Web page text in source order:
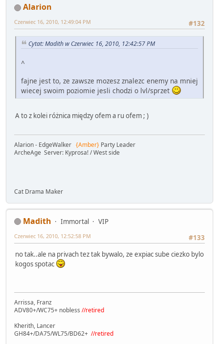
Alarion
#132
Czerwiec 16, 2010, 12:49:04 PM
Cytat: Madith w Czerwiec 16, 2010, 12:42:57 PM
^
fajne jest to, ze zawsze mozesz znalezc enemy na mniej
wiecej swoim poziomie jesli chodzi o lvl/sprzet
A to z kolei różnica między ofem a ru ofem ; )
Alarion - EdgeWalker {Amber} Party Leader
ArcheAge Server: Kyprosa! / West side
Cat Drama Maker
Madith Immortal
VIP
#133
Czerwiec 16, 2010, 12:52:58 PM
no tak..ale na privach tez tak bywalo, ze expiac sube ciezko bylo
kogos spotac
Arrissa, Franz
ADV80+/WC75+ nobless //retired
Kherith, Lancer
GH84+/DA75/WL75/BD62+ //retired